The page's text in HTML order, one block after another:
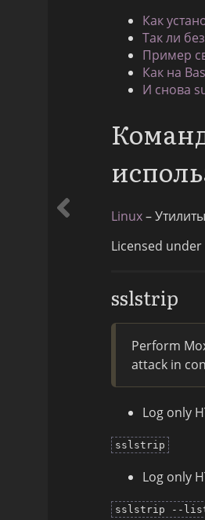
Как
Так ли
Пример
Как на
И снова
Linux–
Licensed
sslstrip
Perform
attack in
Log only
sslstrip
Log only
sslstrip --